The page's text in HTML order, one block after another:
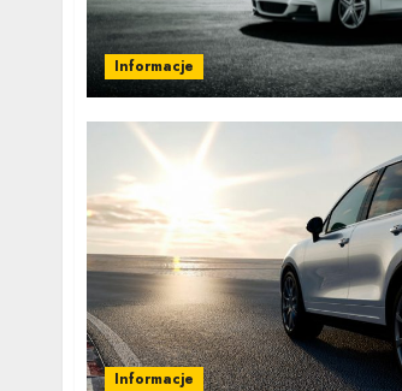
Informacje
Informacje